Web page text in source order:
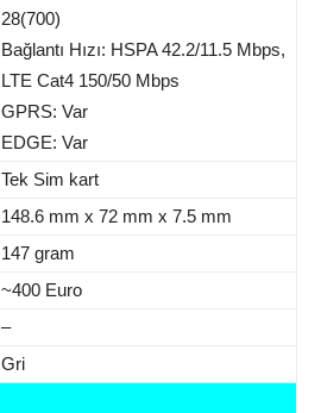
28(700)
Bağlantı Hızı: HSPA 42.2/11.5 Mbps,
LTE Cat4 150/50 Mbps
GPRS: Var
EDGE: Var
Tek Sim kart
148.6 mm x 72 mm x 7.5 mm
147 gram
~400 Euro
–
Gri